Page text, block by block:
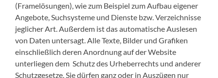
(Framelösungen), wie zum Beispiel zum Aufbau eigener
Angebote, Suchsysteme und Dienste bzw. Verzeichnisse
jeglicher Art. Außerdem ist das automatische Auslesen
von Daten untersagt. Alle Texte, Bilder und Grafiken
einschließlich deren Anordnung auf der Website
unterliegen dem Schutz des Urheberrechts und anderer
Schutzgesetze. Sie dürfen ganz oder in Auszügen nur